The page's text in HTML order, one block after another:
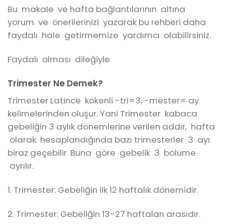
Bu makale ve hafta bağlantılarının altına
yorum ve önerilerinizi yazarak bu rehberi daha
faydalı hale getirmemize yardımcı olabilirsiniz.
Faydalı olması dileğiyle
Trimester Ne Demek?
Trimester Latince kökenli -tri=3, -mester= ay
kelimelerinden oluşur. Yani Trimester kabaca
gebeliğin 3 aylık dönemlerine verilen addır, hafta
olarak hesaplandığında bazı trimesterler 3 ayı
biraz geçebilir. Buna göre gebelik 3 bölüme
ayrılır.
1. Trimester: Gebeliğin ilk 12 haftalık dönemidir.
2. Trimester: Gebeliğin 13-27 haftaları arasıdır.